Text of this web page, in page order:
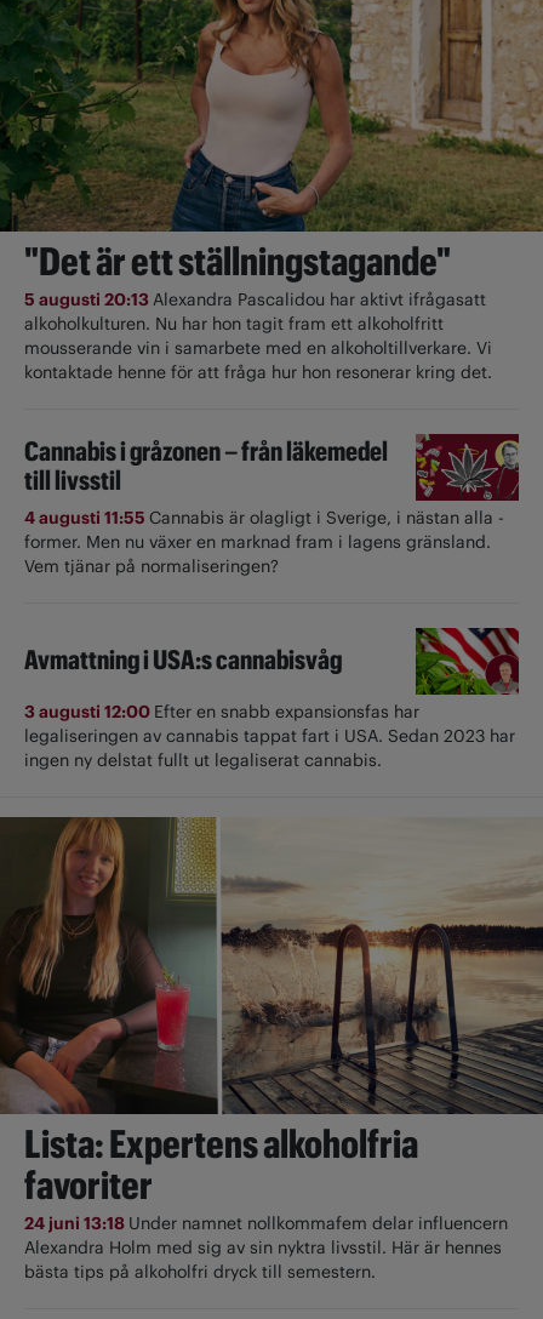
"Det är ett ställningstagande"
5 augusti 20:13Alexandra Pascalidou har aktivt ifrågasatt
alkoholkulturen. Nu har hon tagit fram ett alkoholfritt
mousserande vin i samarbete med en alkoholtillverkare. Vi
kontaktade henne för att fråga hur hon resonerar kring det.
Cannabis i gråzonen – från läkemedel
till livsstil
4 augusti 11:55 Cannabis är olagligt i ­Sverige, i nästan alla ­
former. Men nu växer en marknad fram i lagens gränsland.
Vem tjänar på normaliseringen?
Avmattning i USA:s cannabisvåg
3 augusti 12:00 Efter en snabb expansionsfas har
legaliseringen av cannabis tappat fart i USA. Sedan 2023 har
ingen ny delstat fullt ut ­legaliserat cannabis.
Lista: Expertens alkoholfria
favoriter
24 juni 13:18 Under namnet nollkommafem delar influencern
Alexandra Holm med sig av sin nyktra livsstil. Här är hennes
bästa tips på alkoholfri dryck till semestern.